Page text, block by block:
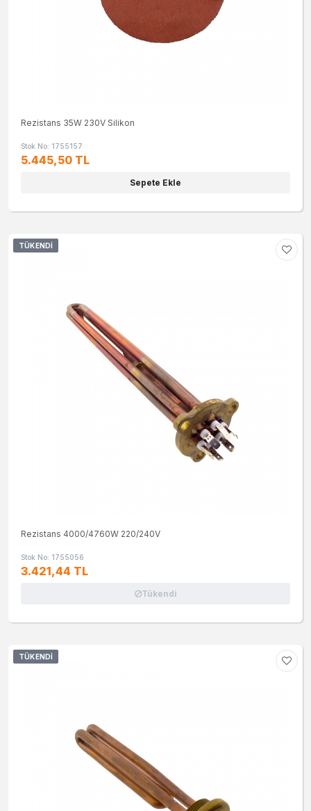
Rezistans 35W 230V Silikon
Stok No: 1755157
5.445,50 TL
Sepete Ekle
TÜKENDI
Rezistans 4000/4760W 220/240V
Stok No: 1755056
3.421,44 TL
Tükendi
TÜKENDI